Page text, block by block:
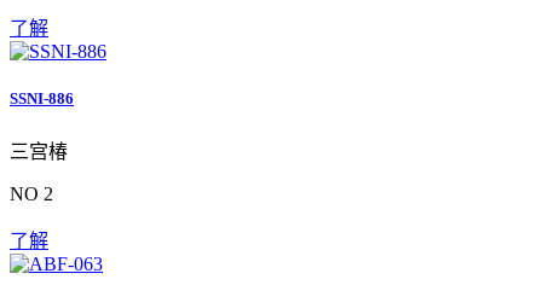
了解
SSNI-886
三宫椿
NO 2
了解